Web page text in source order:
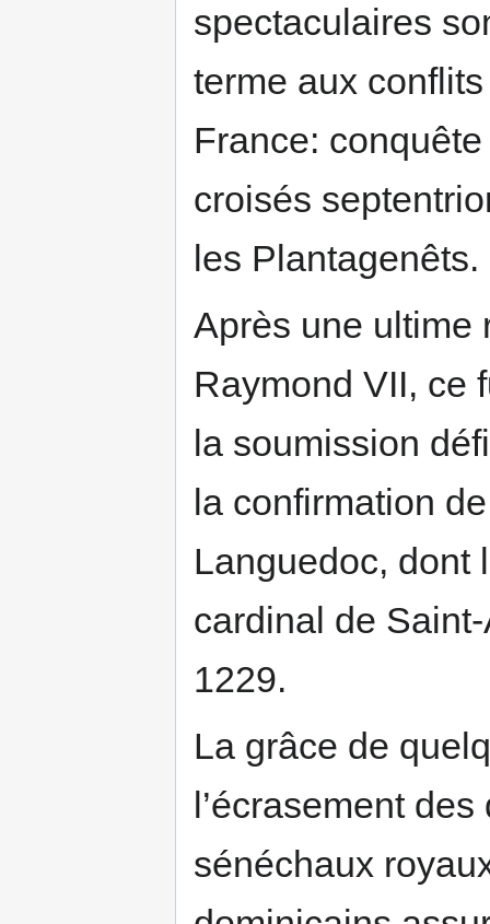
spectaculaires
terme aux
France:
croisés
les Plantagenêts.
Après une ultime
Raymond VII, ce
la soumission
la confirmation
Languedoc, dont
cardinal de
1229.
La grâce de
l’écrasement
sénéchaux